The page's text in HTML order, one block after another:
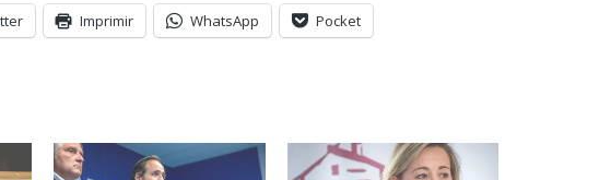
Imprimir WhatsApp Pocket